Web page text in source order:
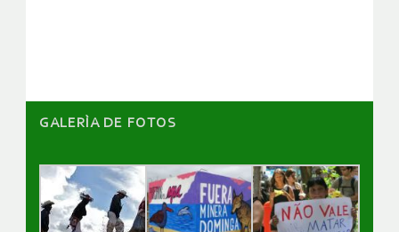
GALERÌA DE FOTOS